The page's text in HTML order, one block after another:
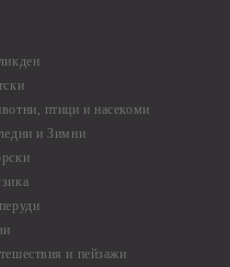
птици и насекоми
и Зимни
и пейзажи